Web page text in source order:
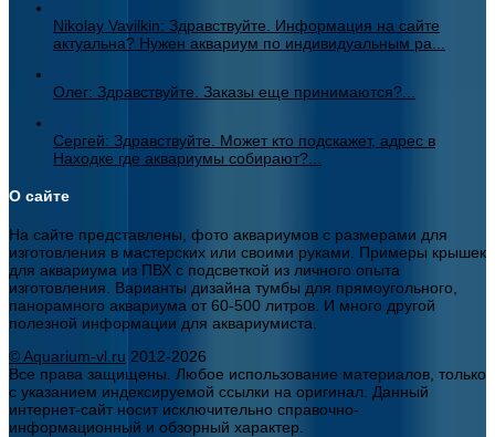
Nikolay Vavilkin: Здравствуйте. Информация на сайте
актуальна? Нужен аквариум по индивидуальным ра...
Олег: Здравствуйте. Заказы еще принимаются?...
Сергей: Здравствуйте. Может кто подскажет, адрес в
Находке где аквариумы собирают?...
О сайте
На сайте представлены, фото аквариумов с размерами для
изготовления в мастерских или своими руками. Примеры крышек
для аквариума из ПВХ с подсветкой из личного опыта
изготовления. Варианты дизайна тумбы для прямоугольного,
панорамного аквариума от 60-500 литров. И много другой
полезной информации для аквариумиста.
© Aquarium-vl.ru 2012-2026
Все права защищены. Любое использование материалов, только
с указанием индексируемой ссылки на оригинал. Данный
интернет-сайт носит исключительно справочно-
информационный и обзорный характер.